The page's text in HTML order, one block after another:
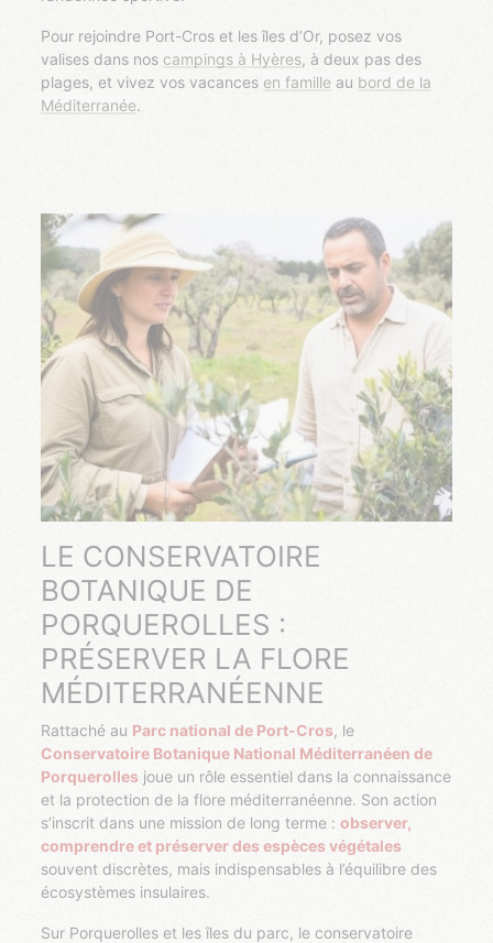
Pour rejoindre Port-Cros et les îles d’Or, posez vos
valises dans nos campings à Hyères, à deux pas des
plages, et vivez vos vacances en famille au bord de la
Méditerranée.
LE CONSERVATOIRE
BOTANIQUE DE
PORQUEROLLES :
PRÉSERVER LA FLORE
MÉDITERRANÉENNE
Rattaché au Parc national de Port-Cros, le
Conservatoire Botanique National Méditerranéen de
Porquerolles joue un rôle essentiel dans la connaissance
et la protection de la flore méditerranéenne. Son action
s’inscrit dans une mission de long terme :observer,
comprendre et préserver des espèces végétales
souvent discrètes, mais indispensables à l’équilibre des
écosystèmes insulaires.
Sur Porquerolles et les îles du parc, le conservatoire